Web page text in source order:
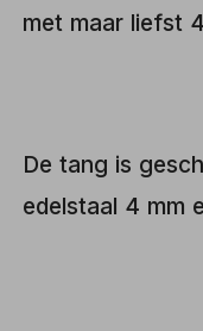
met maar liefst
De tang is
edelstaal 4 mm